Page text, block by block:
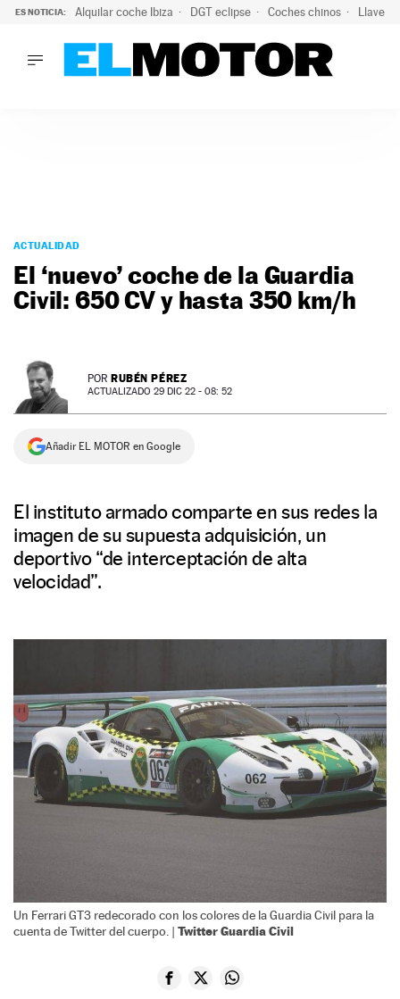
ES NOTICIA: Alquilar coche Ibiza DGT eclipse Coches chinos Llaves
PODCAST
MOTOS
TECNOLOGÍA
PREMIOS
SERVICIOS
ACTUALIDAD
El ‘nuevo’ coche de la Guardia
Civil: 650 CV y hasta 350 km/h
POR RUBÉN PÉREZ
ACTUALIZADO 29 DIC 22 - 08: 52
Añadir EL MOTOR en Google
El instituto armado comparte en sus redes la
imagen de su supuesta adquisición, un
deportivo “de interceptación de alta
velocidad”.
Un Ferrari GT3 redecorado con los colores de la Guardia Civil para la
cuenta de Twitter del cuerpo. | Twitter Guardia Civil